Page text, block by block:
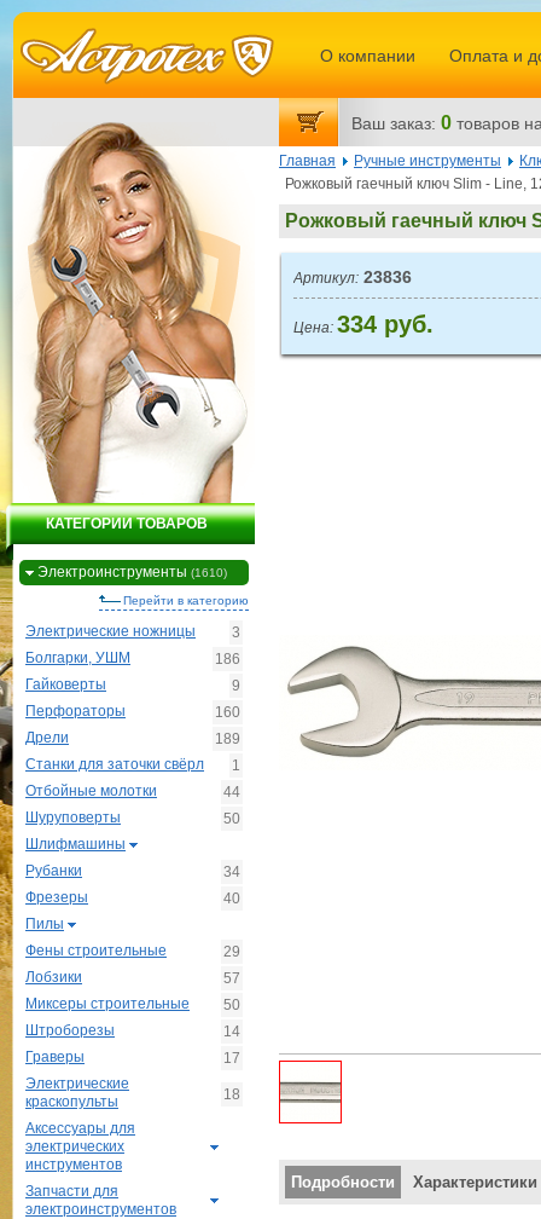
Главная Ручные инструменты
Рожковый гаечный ключ Slim - Line,
Рожковый гаечный ключ
Артикул: 23836
Цена: 334 руб.
Вертикальные вкладки
Подробности Характеристики
КАТЕГОРИИ ТОВАРОВ
Электроинструменты (1610)
Перейти в категорию
Электрические ножницы
3
Болгарки, УШМ
186
Гайковерты
9
Перфораторы
160
Дрели
189
Станки для заточки свёрл
1
Отбойные молотки
44
Шуруповерты
50
Шлифмашины
Рубанки
34
Фрезеры
40
Пилы
Фены строительные
29
Лобзики
57
Миксеры строительные
50
Штроборезы
14
Граверы
17
Электрические
краскопульты
18
Аксессуары для
электрических
инструментов
Запчасти для
электроинструментов
О компании Оплата и
Ваш заказ: 0 товаров